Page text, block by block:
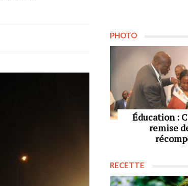
PHOTO
Éducation :
remise
RECETTE